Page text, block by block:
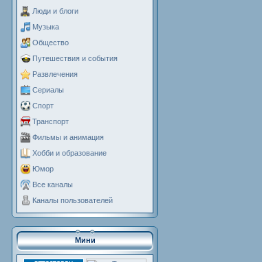
Люди и блоги
Музыка
Общество
Путешествия и события
Развлечения
Сериалы
Спорт
Транспорт
Фильмы и анимация
Хобби и образование
Юмор
Все каналы
Каналы пользователей
Мини